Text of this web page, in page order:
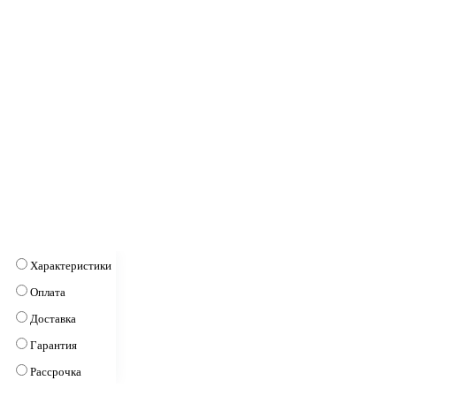
Характеристики
Оплата
Доставка
Гарантия
Рассрочка